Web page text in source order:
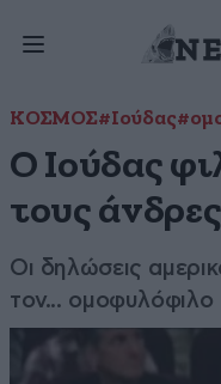
ΚΟΣΜΟΣ#Ιούδας
Ο Ιούδας
τους άνδρες
Οι δηλώσεις
τον... ομοφυλόφιλο